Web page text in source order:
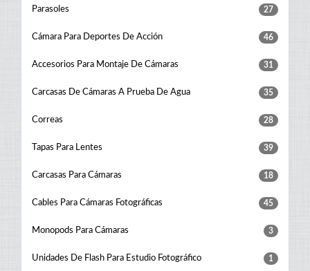
Parasoles 27
Cámara Para Deportes De Acción 46
Accesorios Para Montaje De Cámaras 31
Carcasas De Cámaras A Prueba De Agua 35
Correas 28
Tapas Para Lentes 39
Carcasas Para Cámaras 18
Cables Para Cámaras Fotográficas 45
Monopods Para Cámaras 3
Unidades De Flash Para Estudio Fotográfico 1